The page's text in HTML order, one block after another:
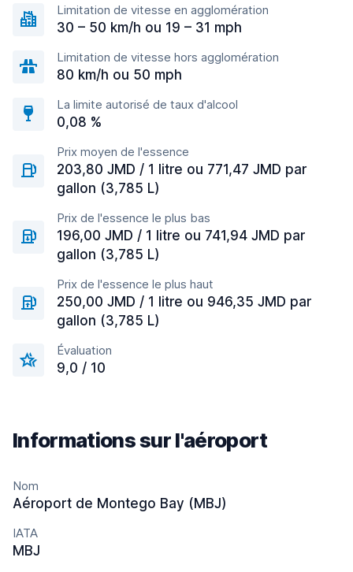
Limitation de vitesse en agglomération
30 – 50 km/h ou 19 – 31 mph
Limitation de vitesse hors agglomération
80 km/h ou 50 mph
La limite autorisé de taux d'alcool
0,08 %
Prix moyen de l'essence
203,80 JMD / 1 litre ou 771,47 JMD par
gallon (3,785 L)
Prix de l'essence le plus bas
196,00 JMD / 1 litre ou 741,94 JMD par
gallon (3,785 L)
Prix de l'essence le plus haut
250,00 JMD / 1 litre ou 946,35 JMD par
gallon (3,785 L)
Évaluation
9,0 / 10
Informations sur l'aéroport
Nom
Aéroport de Montego Bay (MBJ)
IATA
MBJ